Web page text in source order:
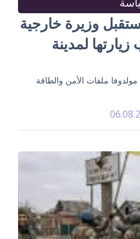
وزيرة خارجية
لمدينة
ملفات الأمن والطاقة